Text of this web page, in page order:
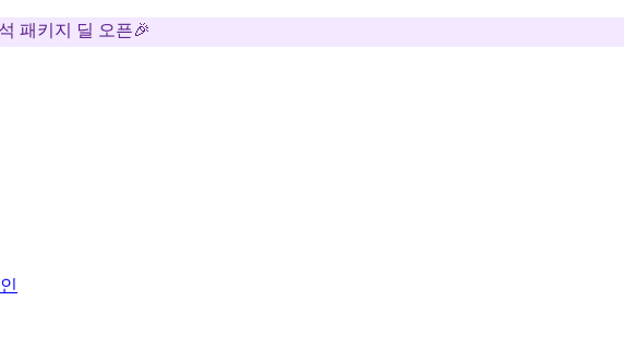
패키지 딜 오픈🎉